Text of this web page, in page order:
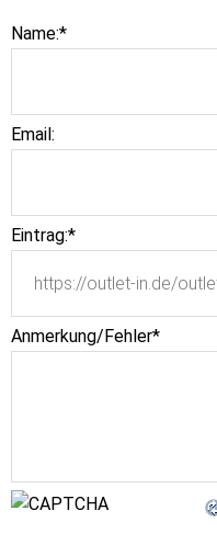
Name:*
Email:
Eintrag:*
Anmerkung/Fehler*